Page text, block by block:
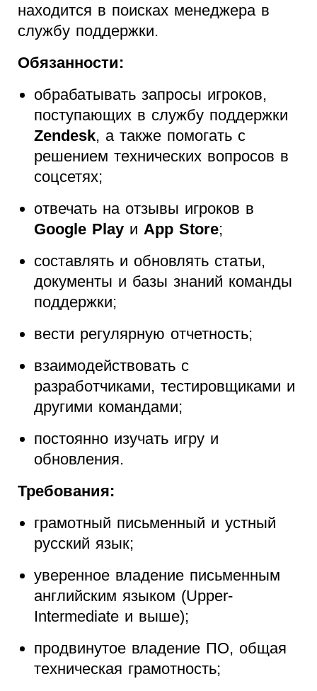
находится в поисках менеджера в
службу поддержки.
Обязанности:
обрабатывать запросы игроков,
поступающих в службу поддержки
Zendesk, а также помогать с
решением технических вопросов в
соцсетях;
отвечать на отзывы игроков в
Google Playи App Store;
составлять и обновлять статьи,
документы и базы знаний команды
поддержки;
вести регулярную отчетность;
взаимодействовать с
разработчиками, тестировщиками и
другими командами;
постоянно изучать игру и
обновления.
Требования:
грамотный письменный и устный
русский язык;
уверенное владение письменным
английским языком (Upper-
Intermediate и выше);
продвинутое владение ПО, общая
техническая грамотность;